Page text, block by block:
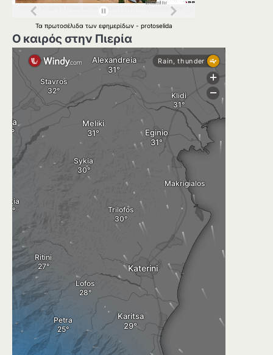
Τα πρωτοσέλιδα των εφημερίδων - protoselida
Ο καιρός στην Πιερία